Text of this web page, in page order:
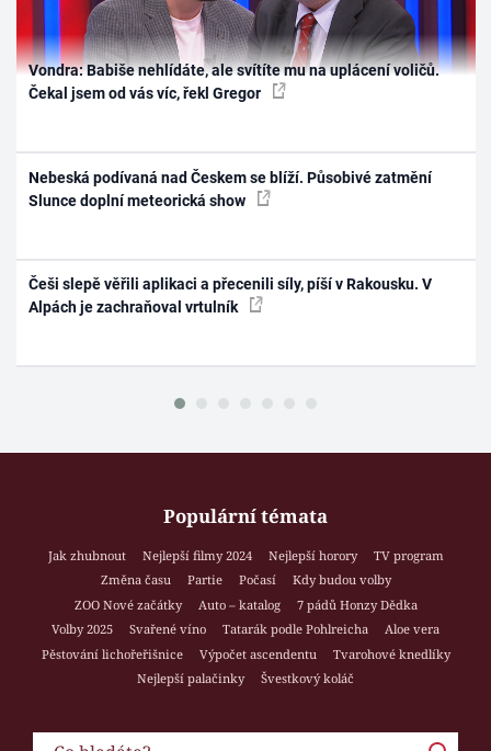
Vondra: Babiše nehlídáte, ale svítíte mu na uplácení voličů.
Čekal jsem od vás víc, řekl Gregor
Nebeská podívaná nad Českem se blíží. Působivé zatmění
Slunce doplní meteorická show
Češi slepě věřili aplikaci a přecenili síly, píší v Rakousku. V
Alpách je zachraňoval vrtulník
Populární témata
Jak zhubnout Nejlepší filmy 2024 Nejlepší horory
TV program
Změna času
Partie Počasí
Kdy budou volby
ZOO Nové začátky
Auto – katalog
7 pádů Honzy Dědka
Volby 2025
Svařené víno Tatarák podle Pohlreicha
Aloe vera
Pěstování lichořeřišnice
Výpočet ascendentu
Tvarohové knedlíky
Nejlepší palačinky
Švestkový koláč